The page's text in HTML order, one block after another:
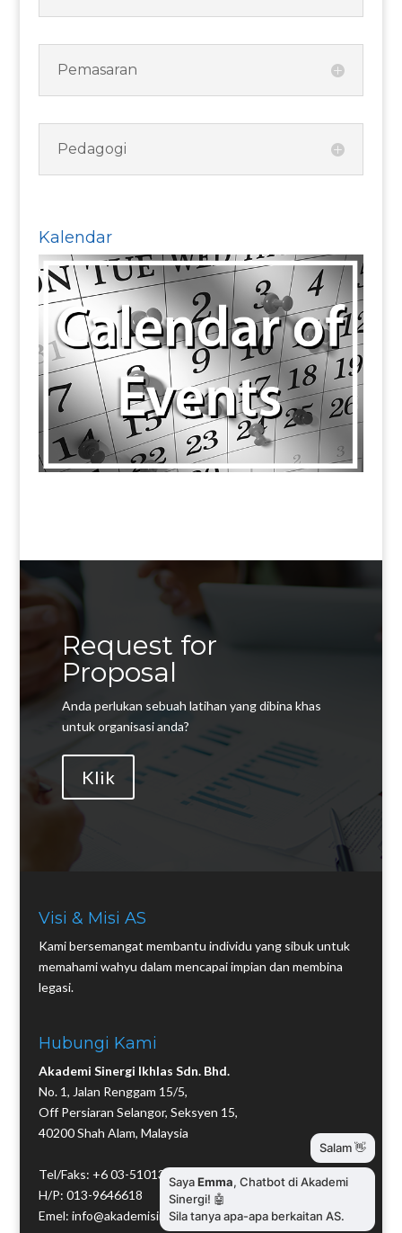
Pemasaran
Pedagogi
Kalendar
Request for
Proposal
Anda perlukan sebuah latihan yang dibina khas
untuk organisasi anda?
Klik
Visi & Misi AS
Kami bersemangat membantu individu yang sibuk untuk
memahami wahyu dalam mencapai impian dan membina
legasi.
Hubungi Kami
Akademi Sinergi Ikhlas Sdn. Bhd.
No. 1, Jalan Renggam 15/5,
Off Persiaran Selangor, Seksyen 15,
40200 Shah Alam, Malaysia
Tel/Faks: +6 03-51013653
H/P: 013-9646618
Emel: info@akademisinergi.com